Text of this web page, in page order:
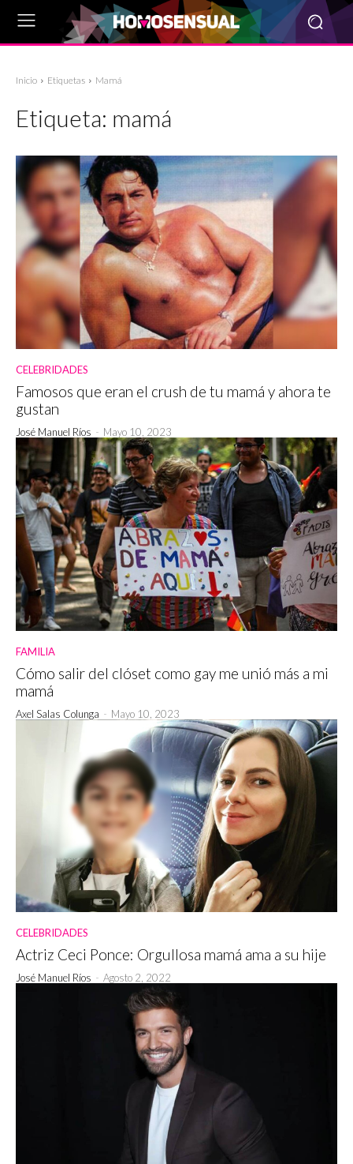
Inicio Etiquetas Mamá
Etiqueta: mamá
CELEBRIDADES
Famosos que eran el crush de tu mamá y ahora te
gustan
José Manuel Ríos - Mayo 10, 2023
FAMILIA
Cómo salir del clóset como gay me unió más a mi
mamá
Axel Salas Colunga - Mayo 10, 2023
CELEBRIDADES
Actriz Ceci Ponce: Orgullosa mamá ama a su hije
José Manuel Ríos - Agosto 2, 2022